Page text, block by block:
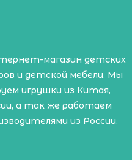
магазин детских
и детской мебели. Мы
игрушки из Китая,
а так же работаем
из России.